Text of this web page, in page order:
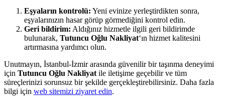
Eşyaların kontrolü: Yeni evinize yerleştirdikten sonra,
eşyalarınızın hasar görüp görmediğini kontrol edin.
Geri bildirim: Aldığınız hizmetle ilgili geri bildirimde
bulunarak, Tutuncu Oğlu Nakliyat‘ın hizmet kalitesini
artırmasına yardımcı olun.
Unutmayın, İstanbul-İzmir arasında güvenilir bir taşınma deneyimi
için Tutuncu Oğlu Nakliyat ile iletişime geçebilir ve tüm
süreçlerinizi sorunsuz bir şekilde gerçekleştirebilirsiniz. Daha fazla
bilgi için web sitemizi ziyaret edin.